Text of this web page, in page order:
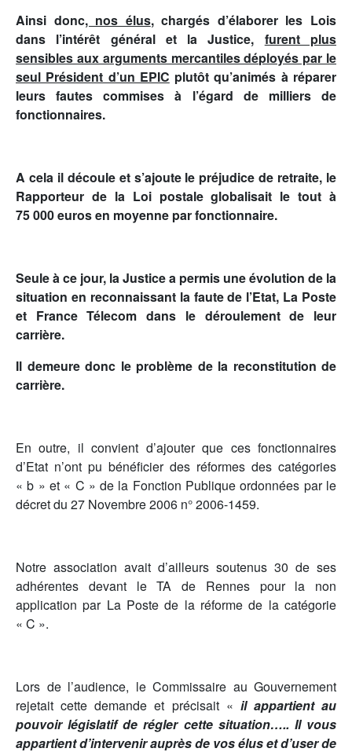
Ainsi donc, nos élus, chargés d’élaborer les Lois
dans l’intérêt général et la Justice, furent plus
sensibles aux arguments mercantiles déployés par le
seul Président d’un EPIC plutôt qu’animés à réparer
leurs fautes commises à l’égard de milliers de
fonctionnaires.
A cela il découle et s’ajoute le préjudice de retraite, le
Rapporteur de la Loi postale globalisait le tout à
75 000 euros en moyenne par fonctionnaire.
Seule à ce jour, la Justice a permis une évolution de la
situation en reconnaissant la faute de l’Etat, La Poste
et France Télecom dans le déroulement de leur
carrière.
Il demeure donc le problème de la reconstitution de
carrière.
En outre, il convient d’ajouter que ces fonctionnaires
d’Etat n’ont pu bénéficier des réformes des catégories
« b » et « C » de la Fonction Publique ordonnées par le
décret du 27 Novembre 2006 n° 2006-1459.
Notre association avait d’ailleurs soutenus 30 de ses
adhérentes devant le TA de Rennes pour la non
application par La Poste de la réforme de la catégorie
« C ».
Lors de l’audience, le Commissaire au Gouvernement
rejetait cette demande et précisait « il appartient au
pouvoir législatif de régler cette situation….. Il vous
appartient d’intervenir auprès de vos élus et d’user de